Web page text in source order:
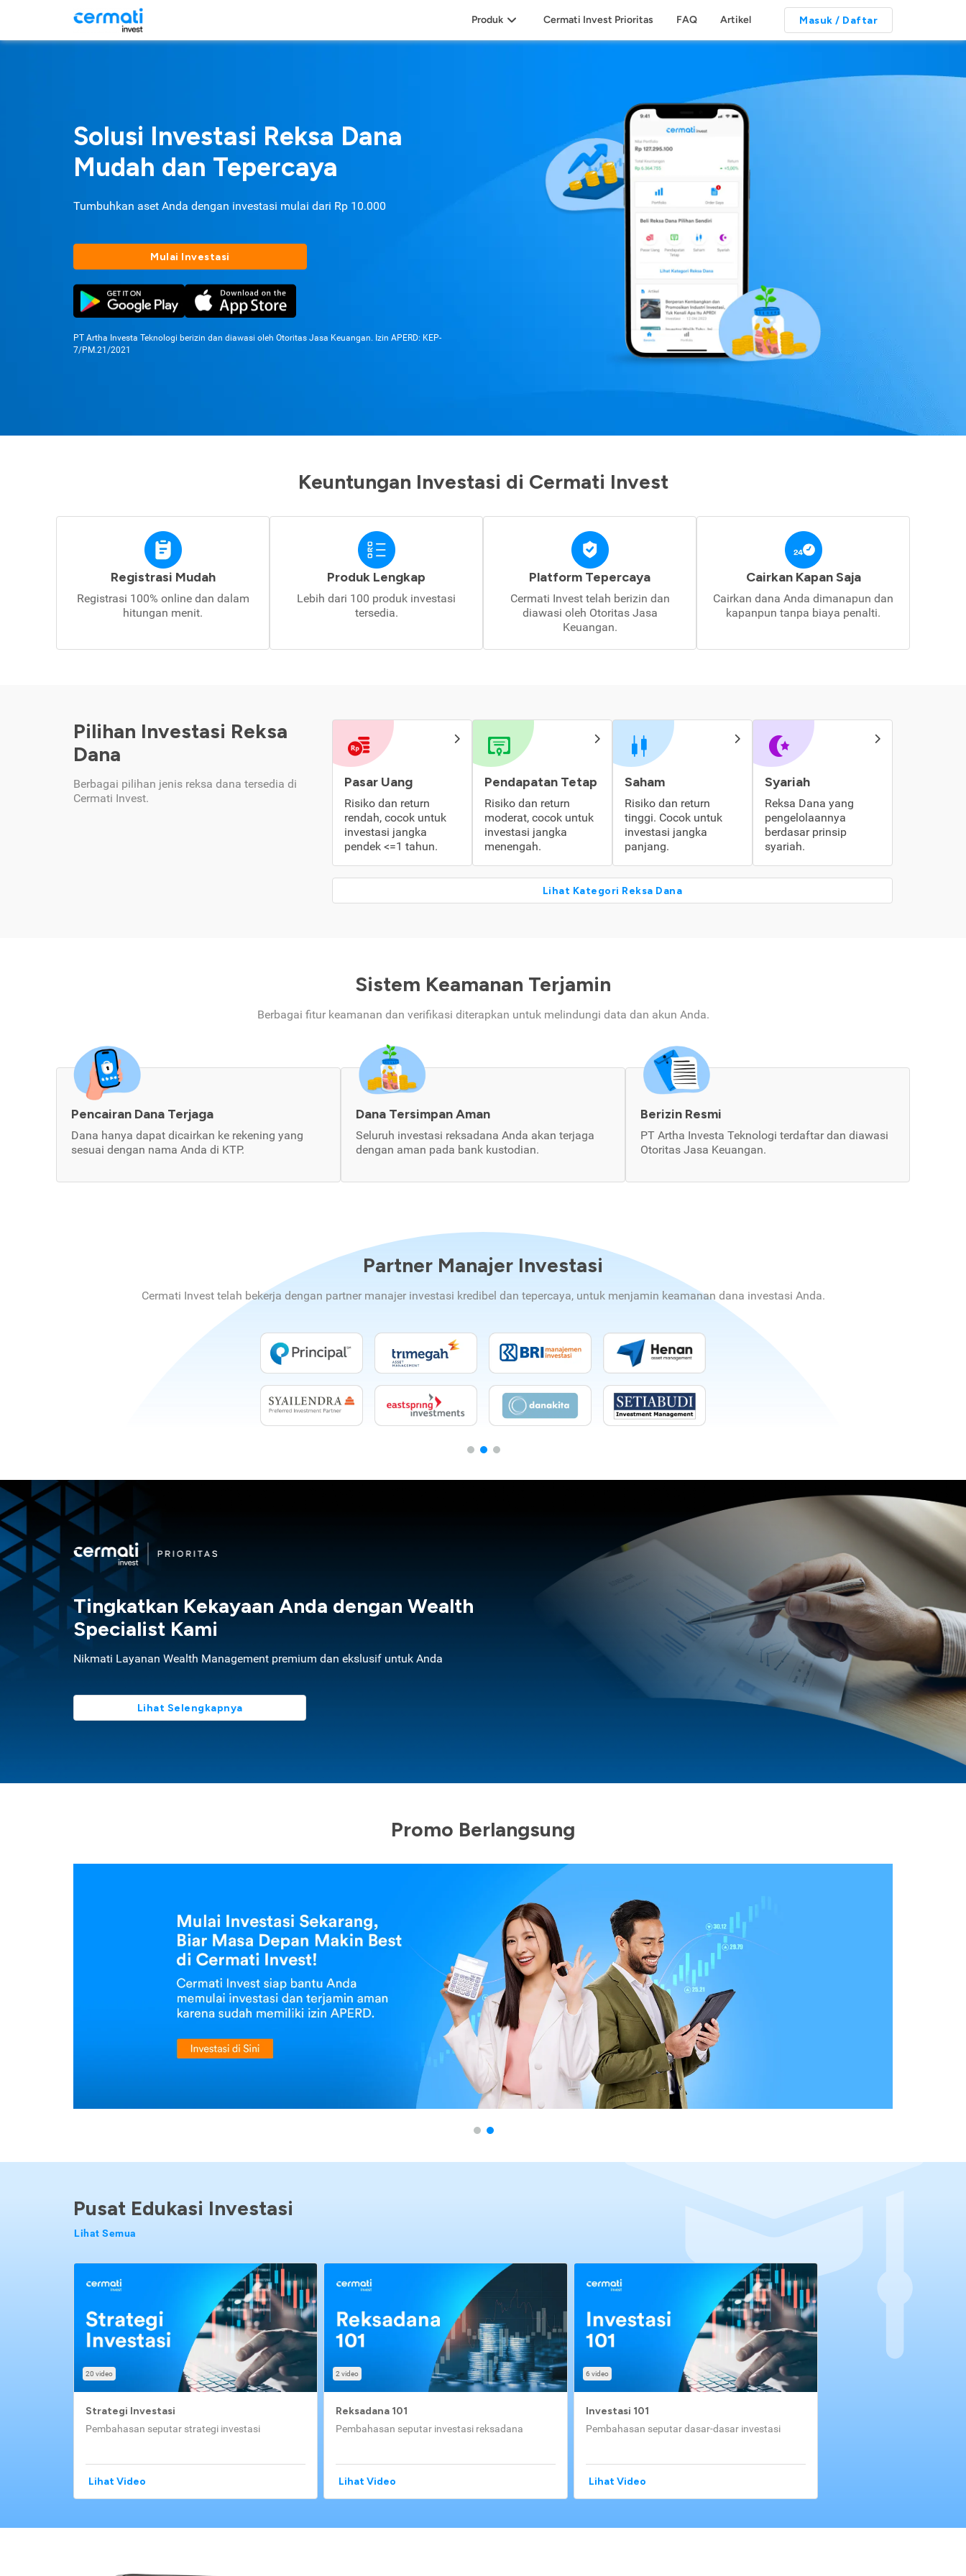
Produk Cermati Invest Prioritas FAQ Artikel Masuk / Daftar
Solusi Investasi Reksa Dana
Mudah dan Tepercaya
Tumbuhkan aset Anda dengan investasi mulai dari Rp 10.000
Mulai Investasi
PT Artha Investa Teknologi berizin dan diawasi oleh Otoritas Jasa Keuangan. Izin APERD: KEP-
7/PM.21/2021
Keuntungan Investasi di Cermati Invest
Registrasi Mudah
Registrasi 100% online dan dalam
hitungan menit.
Produk Lengkap
Lebih dari 100 produk investasi
tersedia.
Platform Tepercaya
Cermati Invest telah berizin dan
diawasi oleh Otoritas Jasa
Keuangan.
Cairkan Kapan Saja
Cairkan dana Anda dimanapun dan
kapanpun tanpa biaya penalti.
Pilihan Investasi Reksa
Dana
Berbagai pilihan jenis reksa dana tersedia di
Cermati Invest.
Pasar Uang
Risiko dan return
rendah, cocok untuk
investasi jangka
pendek <=1 tahun.
Pendapatan Tetap
Risiko dan return
moderat, cocok untuk
investasi jangka
menengah.
Saham
Risiko dan return
tinggi. Cocok untuk
investasi jangka
panjang.
Syariah
Reksa Dana yang
pengelolaannya
berdasar prinsip
syariah.
Lihat Kategori Reksa Dana
Sistem Keamanan Terjamin
Berbagai fitur keamanan dan verifikasi diterapkan untuk melindungi data dan akun Anda.
Pencairan Dana Terjaga
Dana hanya dapat dicairkan ke rekening yang
sesuai dengan nama Anda di KTP.
Dana Tersimpan Aman
Seluruh investasi reksadana Anda akan terjaga
dengan aman pada bank kustodian.
Berizin Resmi
PT Artha Investa Teknologi terdaftar dan diawasi
Otoritas Jasa Keuangan.
Partner Manajer Investasi
Cermati Invest telah bekerja dengan partner manajer investasi kredibel dan tepercaya, untuk menjamin keamanan dana investasi Anda.
Tingkatkan Kekayaan Anda dengan Wealth
Specialist Kami
Nikmati Layanan Wealth Management premium dan ekslusif untuk Anda
Lihat Selengkapnya
Promo Berlangsung
Pusat Edukasi Investasi
Lihat Semua
20 video
Strategi Investasi
Pembahasan seputar strategi investasi
Lihat Video
2 video
Reksadana 101
Pembahasan seputar investasi reksadana
Lihat Video
6 video
Investasi 101
Pembahasan seputar dasar-dasar investasi
Lihat Video